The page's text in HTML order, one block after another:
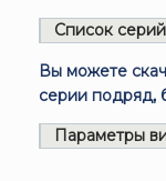
Список серий
Вы можете
серии подряд,
Параметры